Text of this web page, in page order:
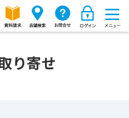
り寄せ